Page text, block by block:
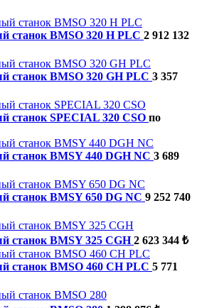
станок BMSO 320 H PLC 2 912 132
станок BMSO 320 GH PLC 3 357
станок SPECIAL 320 CSO по
станок BMSY 440 DGH NC 3 689
станок BMSY 650 DG NC 9 252 740
станок BMSY 325 CGH 2 623 344 ₺
станок BMSO 460 CH PLC 5 771